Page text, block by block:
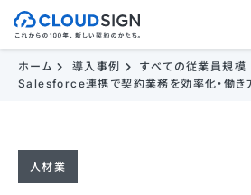
ホーム 導入事例 すべての従業員規模
Salesforce連携で契約業務を効率化・働き
人材業